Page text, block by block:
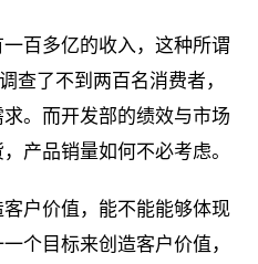
百多亿的收入，这种所谓
查了不到两百名消费者，
。而开发部的绩效与市场
产品销量如何不必考虑。
户价值，能不能能够体现
个目标来创造客户价值，